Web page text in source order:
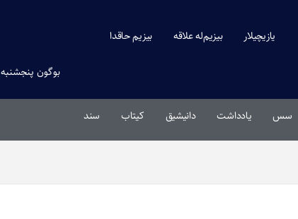
یازیچیلار بیزیم‌له علاقه بیزیم حاقدا
بوگون پنجشنبه ۱۵ مرداد ۱۴۰۵
سس یادداشت دانیشیق کیتاب سند